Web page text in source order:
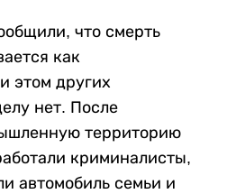
что смерть
как
этом других
нет. После
территорию
криминалисты,
автомобиль семьи и